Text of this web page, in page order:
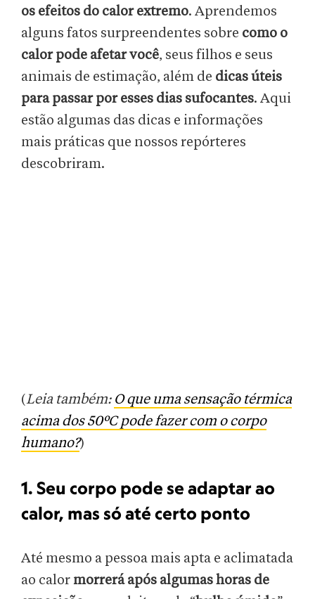
os efeitos do calor extremo. Aprendemos
alguns fatos surpreendentes sobre como o
calor pode afetar você, seus filhos e seus
animais de estimação, além de dicas úteis
para passar por esses dias sufocantes. Aqui
estão algumas das dicas e informações
mais práticas que nossos repórteres
descobriram.
(Leia também: O que uma sensação térmica
acima dos 50ºC pode fazer com o corpo
humano?)
1. Seu corpo pode se adaptar ao
calor, mas só até certo ponto
Até mesmo a pessoa mais apta e aclimatada
ao calor morrerá após algumas horas de